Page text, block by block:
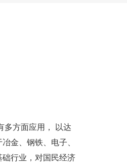
多方面应用， 以达
金、钢铁、电子、
行业，对国民经济